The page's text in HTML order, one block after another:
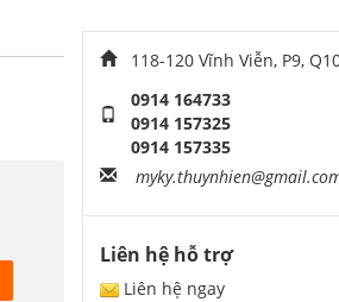
118-120 Vĩnh Viễn, P9,
0914 164733
0914 157325
0914 157335
Liên hệ hỗ trợ
Liên hệ ngay